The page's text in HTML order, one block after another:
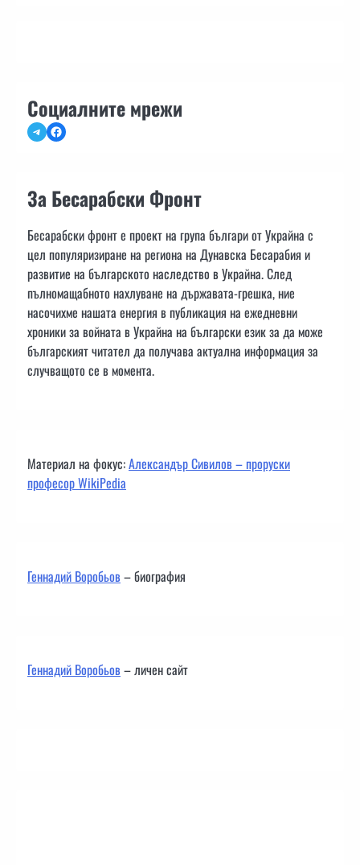
Социалните мрежи
TelegramFacebook
За Бесарабски Фронт
Бесарабски фронт е проект на група българи от Украйна с
цел популяризиране на региона на Дунавска Бесарабия и
развитие на българското наследство в Украйна. След
пълномащабното нахлуване на държавата-грешка, ние
насочихме нашата енергия в публикация на ежедневни
хроники за войната в Украйна на български език за да може
българският читател да получава актуална информация за
случващото се в момента.
Материал на фокус:Александър Сивилов – проруски
професор WikiPedia
Геннадий Воробьов– биография
Геннадий Воробьов– личен сайт